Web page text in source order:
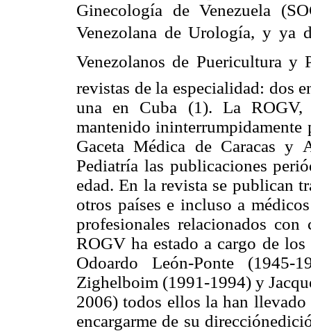
Ginecología de Venezuela
Venezolana de Urología, y ya
Venezolanos de Puericultura y
revistas de la especialidad: dos
una en Cuba (1). La ROGV,
mantenido ininterrumpidamente
Gaceta Médica de Caracas y
Pediatría las publicaciones
edad. En la revista se publican
otros países e incluso a
profesionales relacionados
ROGV ha estado a cargo de
Odoardo León-Ponte (1945-
Zighelboim (1991-1994) y
2006) todos ellos la han
encargarme de su